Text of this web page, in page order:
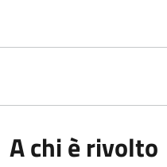
A chi è rivolto